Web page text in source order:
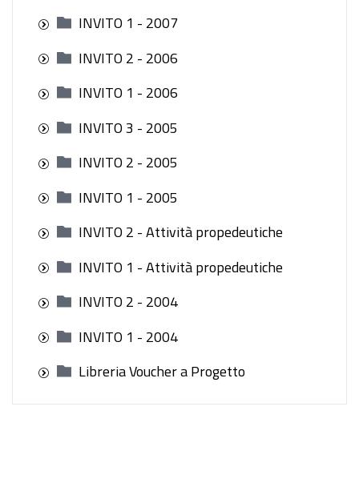
INVITO 1 - 2007
INVITO 2 - 2006
INVITO 1 - 2006
INVITO 3 - 2005
INVITO 2 - 2005
INVITO 1 - 2005
INVITO 2 - Attività propedeutiche
INVITO 1 - Attività propedeutiche
INVITO 2 - 2004
INVITO 1 - 2004
Libreria Voucher a Progetto